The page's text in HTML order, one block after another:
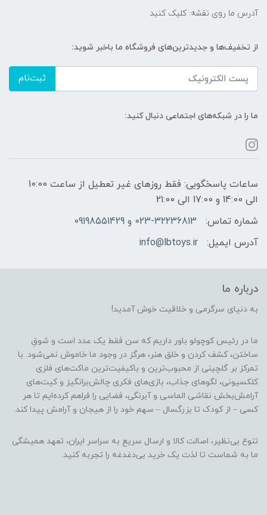
آدرس ما روی نقشه: کلیک کنید
از تخفیف‌ها و جدیدترین‌های فروشگاه ما باخبر شوید:
ثبت‌نام
ما را در شبکه‌های اجتماعی دنبال کنید:
ساعات پاسخگویی: فقط روزهای غیر تعطیل از ساعت 10:00
الی 14:00 و 17:00 الی 21:00
شماره تماس:
023-32236813 و 09198551429
آدرس ایمیل:
info@lbtoys.ir
درباره ما
به دنیای سرگرمی و خلاقیت خوش آمدید!
ما در رئیس کوچولو باور داریم که سن فقط یک عدد است و شوقِ
ساختن، کشف کردن و خلق هنر، هرگز در وجود ما خاموش نمی‌شود. با
تمرکز بر گلچینی از محبوب‌ترین و باکیفیت‌ترین ماکت‌های فلزی
کلکسیونی، لگوهای جذاب، بازی‌های فکری چالش‌برانگیز و کیت‌های
آرامش‌بخش نقاشی الماسی و آبرنگی، فضایی را فراهم کرده‌ایم تا هر
کسی – از کودک تا بزرگسال – سهم خود را از هیجان و آرامش پیدا کند.
تنوع بی‌نظیر، اصالت کالا و ارسال سریع به سراسر ایران، تعهد همیشگی
ما به شماست تا لذت یک خرید بی‌دغدغه را تجربه کنید.